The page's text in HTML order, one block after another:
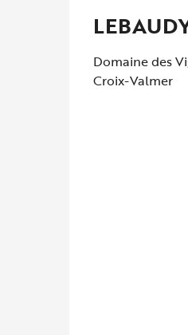
Domaine des
Croix-Valmer